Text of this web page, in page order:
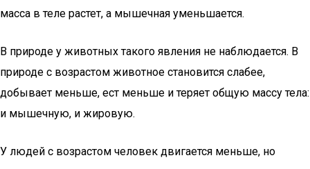
масса в теле растет, а мышечная уменьшается.
В природе у животных такого явления не наблюдается. В
природе с возрастом животное становится слабее,
добывает меньше, ест меньше и теряет общую массу тела:
и мышечную, и жировую.
У людей с возрастом человек двигается меньше, но